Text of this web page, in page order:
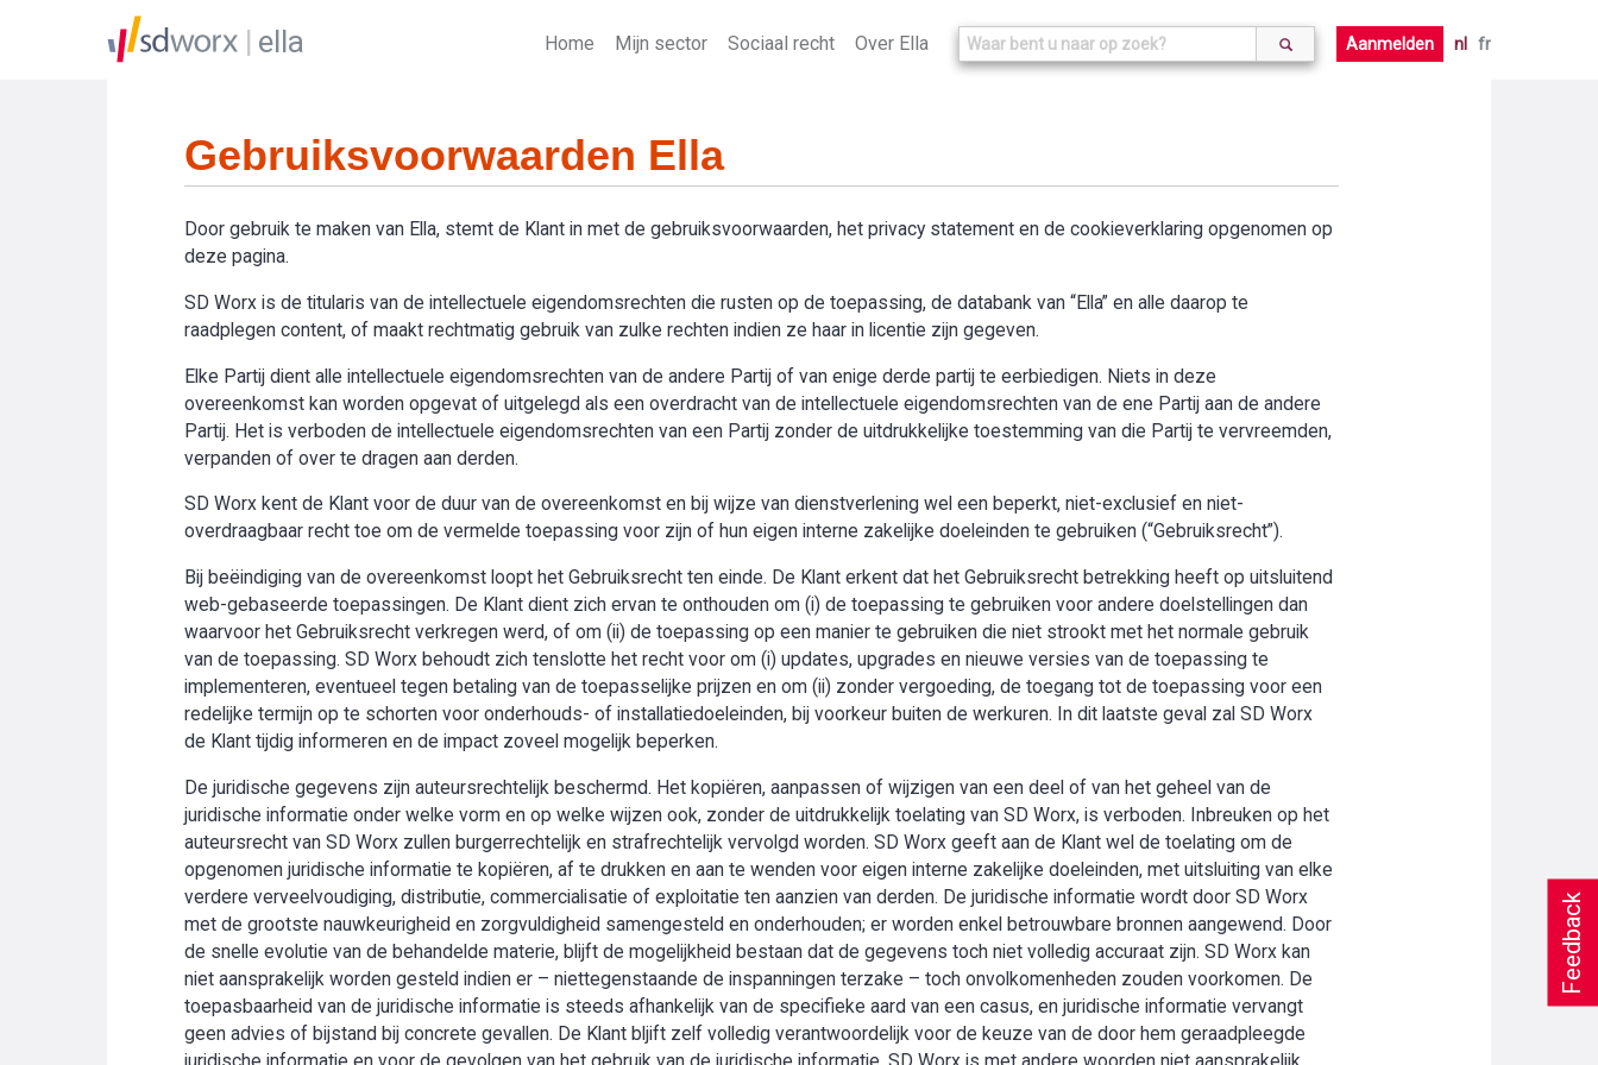
Feedback
ella Home Mijn sector Sociaal recht Over Ella Aanmelden nl fr
Gebruiksvoorwaarden Ella
Door gebruik te maken van Ella, stemt de Klant in met de gebruiksvoorwaarden, het privacy statement en de cookieverklaring opgenomen op
deze pagina.
SD Worx is de titularis van de intellectuele eigendomsrechten die rusten op de toepassing, de databank van “Ella” en alle daarop te
raadplegen content, of maakt rechtmatig gebruik van zulke rechten indien ze haar in licentie zijn gegeven.
Elke Partij dient alle intellectuele eigendomsrechten van de andere Partij of van enige derde partij te eerbiedigen. Niets in deze
overeenkomst kan worden opgevat of uitgelegd als een overdracht van de intellectuele eigendomsrechten van de ene Partij aan de andere
Partij. Het is verboden de intellectuele eigendomsrechten van een Partij zonder de uitdrukkelijke toestemming van die Partij te vervreemden,
verpanden of over te dragen aan derden.
SD Worx kent de Klant voor de duur van de overeenkomst en bij wijze van dienstverlening wel een beperkt, niet-exclusief en niet-
overdraagbaar recht toe om de vermelde toepassing voor zijn of hun eigen interne zakelijke doeleinden te gebruiken (“Gebruiksrecht”).
Bij beëindiging van de overeenkomst loopt het Gebruiksrecht ten einde. De Klant erkent dat het Gebruiksrecht betrekking heeft op uitsluitend
web-gebaseerde toepassingen. De Klant dient zich ervan te onthouden om (i) de toepassing te gebruiken voor andere doelstellingen dan
waarvoor het Gebruiksrecht verkregen werd, of om (ii) de toepassing op een manier te gebruiken die niet strookt met het normale gebruik
van de toepassing. SD Worx behoudt zich tenslotte het recht voor om (i) updates, upgrades en nieuwe versies van de toepassing te
implementeren, eventueel tegen betaling van de toepasselijke prijzen en om (ii) zonder vergoeding, de toegang tot de toepassing voor een
redelijke termijn op te schorten voor onderhouds- of installatiedoeleinden, bij voorkeur buiten de werkuren. In dit laatste geval zal SD Worx
de Klant tijdig informeren en de impact zoveel mogelijk beperken.
De juridische gegevens zijn auteursrechtelijk beschermd. Het kopiëren, aanpassen of wijzigen van een deel of van het geheel van de
juridische informatie onder welke vorm en op welke wijzen ook, zonder de uitdrukkelijk toelating van SD Worx, is verboden. Inbreuken op het
auteursrecht van SD Worx zullen burgerrechtelijk en strafrechtelijk vervolgd worden. SD Worx geeft aan de Klant wel de toelating om de
opgenomen juridische informatie te kopiëren, af te drukken en aan te wenden voor eigen interne zakelijke doeleinden, met uitsluiting van elke
verdere verveelvoudiging, distributie, commercialisatie of exploitatie ten aanzien van derden. De juridische informatie wordt door SD Worx
met de grootste nauwkeurigheid en zorgvuldigheid samengesteld en onderhouden; er worden enkel betrouwbare bronnen aangewend. Door
de snelle evolutie van de behandelde materie, blijft de mogelijkheid bestaan dat de gegevens toch niet volledig accuraat zijn. SD Worx kan
niet aansprakelijk worden gesteld indien er – niettegenstaande de inspanningen terzake – toch onvolkomenheden zouden voorkomen. De
toepasbaarheid van de juridische informatie is steeds afhankelijk van de specifieke aard van een casus, en juridische informatie vervangt
geen advies of bijstand bij concrete gevallen. De Klant bljift zelf volledig verantwoordelijk voor de keuze van de door hem geraadpleegde